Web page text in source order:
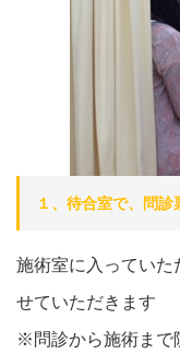
１、待合室で、問診
施術室に入っていた
せていただきます
※問診から施術まで